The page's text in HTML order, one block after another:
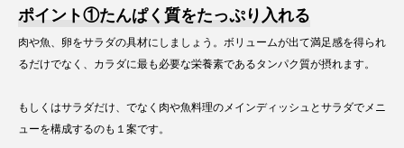
ポイント①たんぱく質をたっぷり入れる
肉や魚、卵をサラダの具材にしましょう。ボリュームが出て満足感を得られ
るだけでなく、カラダに最も必要な栄養素であるタンパク質が摂れます。
もしくはサラダだけ、でなく肉や魚料理のメインディッシュとサラダでメニ
ューを構成するのも１案です。